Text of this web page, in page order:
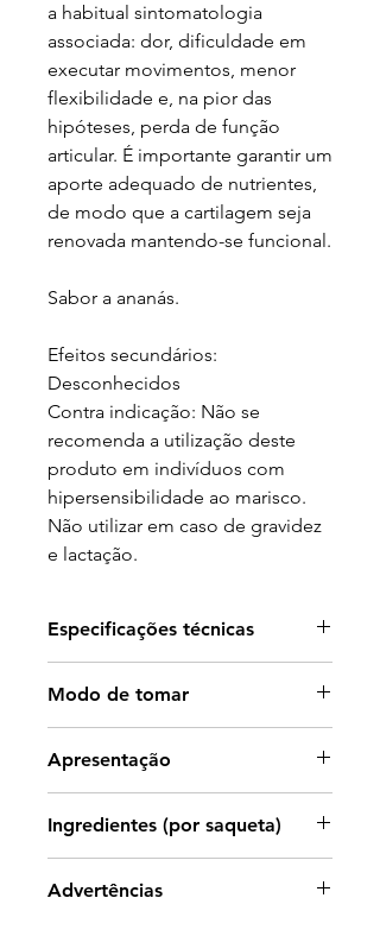
a habitual sintomatologia
associada: dor, dificuldade em
executar movimentos, menor
flexibilidade e, na pior das
hipóteses, perda de função
articular. É importante garantir um
aporte adequado de nutrientes,
de modo que a cartilagem seja
renovada mantendo-se funcional.
Sabor a ananás.
Efeitos secundários:
Desconhecidos
Contra indicação: Não se
recomenda a utilização deste
produto em indivíduos com
hipersensibilidade ao marisco.
Não utilizar em caso de gravidez
e lactação.
Especificações técnicas
Promove uma sensação de
bem-estar Articular e Muscular
Fórmula enriquecida com
Glucosamina: essencial na
regeneração das articulações
Modo de tomar
depois do pequeno-almoço.
Deve ser dissolvida num copo de
água ou sumo de frutas.
Apresentação
Ingredientes (por saqueta)
Sulfato de Condroitina 1200 mg,
Advertências